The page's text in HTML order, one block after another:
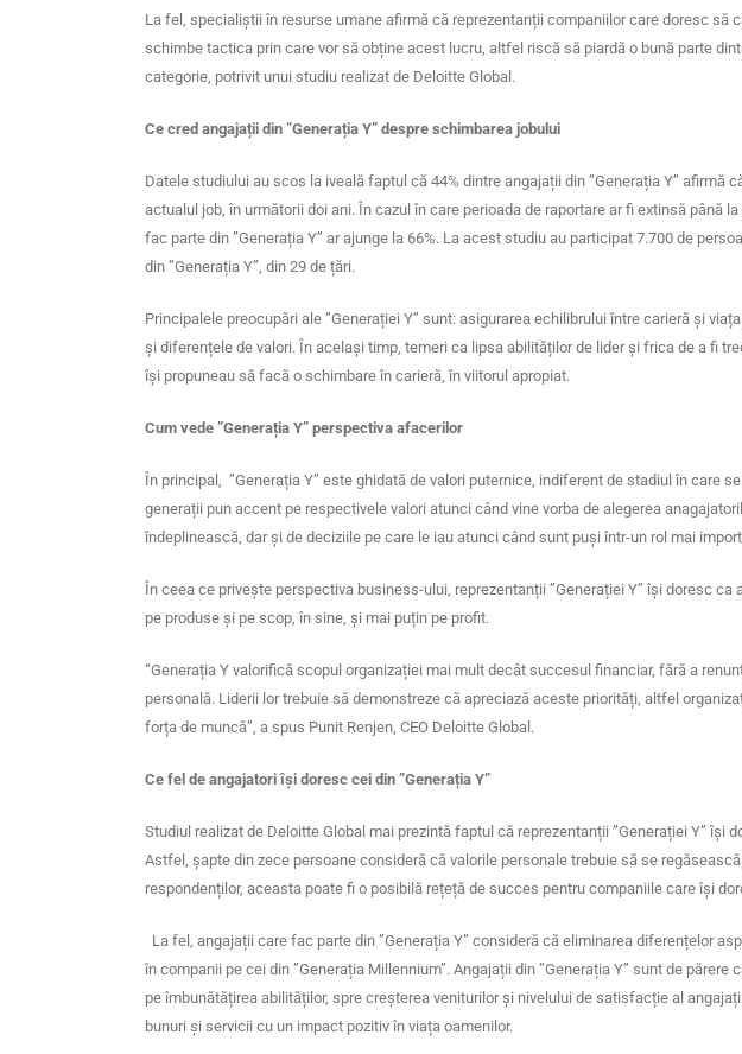
La fel, specialiștii în resurse umane afirmă că reprezentanții companiilor care doresc să
schimbe tactica prin care vor să obține acest lucru, altfel riscă să piardă o bună parte
categorie, potrivit unui studiu realizat de Deloitte Global.
Ce cred angajații din ”Generația Y” despre schimbarea jobului
Datele studiului au scos la iveală faptul că 44% dintre angajații din ”Generația Y” afirmă
actualul job, în următorii doi ani. În cazul în care perioada de raportare ar fi extinsă până
fac parte din ”Generația Y” ar ajunge la 66%. La acest studiu au participat 7.700 de
din ”Generația Y”, din 29 de țări.
Principalele preocupări ale ”Generației Y” sunt: asigurarea echilibrului între carieră și
și diferențele de valori. În același timp, temeri ca lipsa abilităților de lider și frica de a fi
își propuneau să facă o schimbare în carieră, în viitorul apropiat.
Cum vede ”Generația Y” perspectiva afacerilor
În principal, ”Generația Y” este ghidată de valori puternice, indiferent de stadiul în care
generații pun accent pe respectivele valori atunci când vine vorba de alegerea
îndeplinească, dar și de deciziile pe care le iau atunci când sunt puși într-un rol mai
În ceea ce privește perspectiva business-ului, reprezentanții ”Generației Y” își doresc
pe produse și pe scop, în sine, și mai puțin pe profit.
“Generația Y valorifică scopul organizației mai mult decât succesul financiar, fără a
personală. Liderii lor trebuie să demonstreze că apreciază aceste priorități, altfel
forța de muncă”, a spus Punit Renjen, CEO Deloitte Global.
Ce fel de angajatori își doresc cei din ”Generația Y”
Studiul realizat de Deloitte Global mai prezintă faptul că reprezentanții ”Generației Y” își
Astfel, șapte din zece persoane consideră că valorile personale trebuie să se
respondenților, aceasta poate fi o posibilă rețeță de succes pentru companiile care își
La fel, angajații care fac parte din ”Generația Y” consideră că eliminarea diferențelor
în companii pe cei din ”Generația Millennium”. Angajații din ”Generația Y” sunt de
pe îmbunătățirea abilităților, spre creșterea veniturilor și nivelului de satisfacție al
bunuri și servicii cu un impact pozitiv în viața oamenilor.